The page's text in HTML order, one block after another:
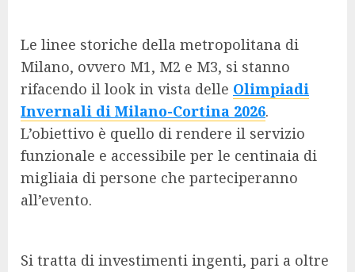
Le linee storiche della metropolitana di
Milano, ovvero M1, M2 e M3, si stanno
rifacendo il look in vista delle Olimpiadi
Invernali di Milano-Cortina 2026.
L’obiettivo è quello di rendere il servizio
funzionale e accessibile per le centinaia di
migliaia di persone che parteciperanno
all’evento.
Si tratta di investimenti ingenti, pari a oltre